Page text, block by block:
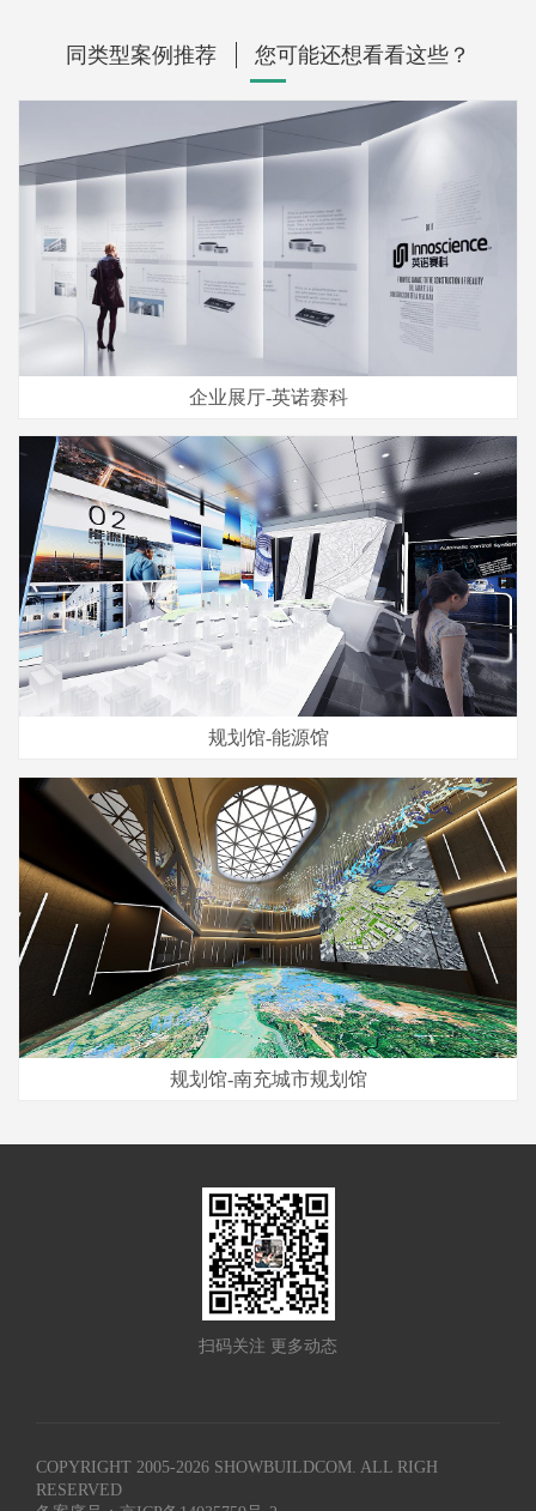
同类型案例推荐 您可能还想看看这些？
企业展厅-英诺赛科
规划馆-能源馆
规划馆-南充城市规划馆
扫码关注 更多动态
COPYRIGHT 2005-2026 SHOWBUILDCOM. ALL RIGH
RESERVED